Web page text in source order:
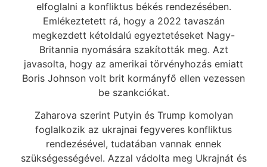
elfoglalni a konfliktus békés rendezésében.
Emlékeztetett rá, hogy a 2022 tavaszán
megkezdett kétoldalú egyeztetéseket Nagy-
Britannia nyomására szakították meg. Azt
javasolta, hogy az amerikai törvényhozás emiatt
Boris Johnson volt brit kormányfő ellen vezessen
be szankciókat.
Zaharova szerint Putyin és Trump komolyan
foglalkozik az ukrajnai fegyveres konfliktus
rendezésével, tudatában vannak ennek
szükségességével. Azzal vádolta meg Ukrajnát és